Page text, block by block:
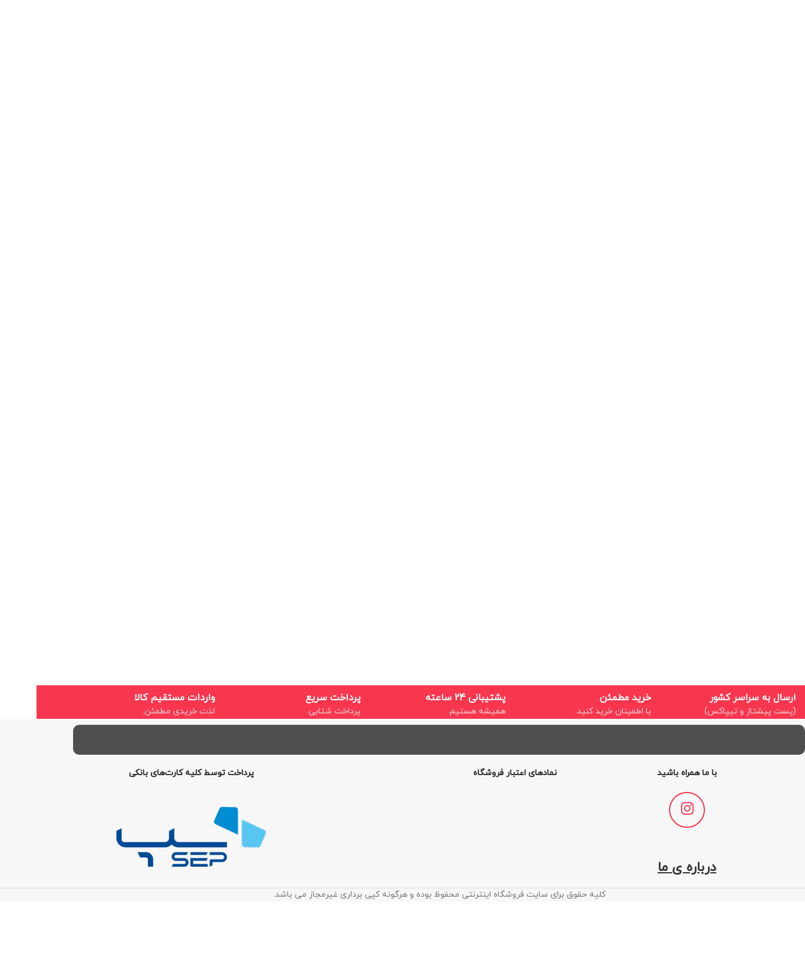
ارسال به سراسر کشور
(پست پیشتاز و تیپاکس)
خرید مطمئن
با اطمینان خرید کنید.
پشتیبانی 24 ساعته
همیشه هستیم.
پرداخت سریع
پرداخت شتابی.
واردات مستقیم کالا
لذت خریدی مطمئن.
با ما همراه باشید
درباره ی ما
نمادهای اعتبار فروشگاه پرداخت توسط کلیه کارت‌های بانکی
کلیه حقوق برای سایت فروشگاه اینترنتی محفوظ بوده و هرگونه کپی برداری غیرمجاز می باشد.